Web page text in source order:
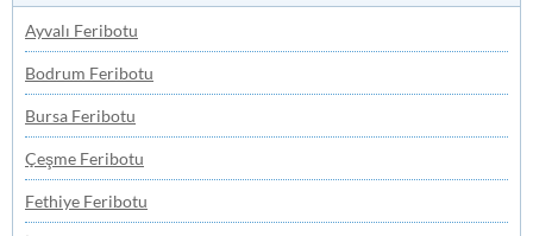
Ayvalı Feribotu
Bodrum Feribotu
Bursa Feribotu
Çeşme Feribotu
Fethiye Feribotu